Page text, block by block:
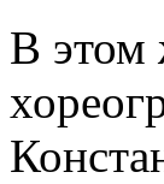
В этом